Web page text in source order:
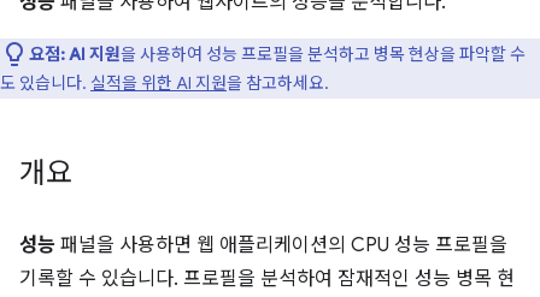
요점:AI 지원을 사용하여 성능 프로필을 분석하고 병목 현상을 파악할 수
도 있습니다. 실적을 위한 AI 지원을 참고하세요.
개요
성능 패널을 사용하면 웹 애플리케이션의 CPU 성능 프로필을
기록할 수 있습니다. 프로필을 분석하여 잠재적인 성능 병목 현